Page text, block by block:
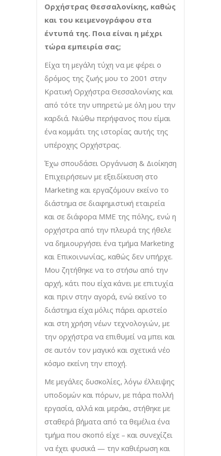
Ορχήστρας Θεσσαλονίκης, καθώς
και του κειμενογράφου στα
έντυπά της. Ποια είναι η μέχρι
τώρα εμπειρία σας;
Είχα τη μεγάλη τύχη να με φέρει ο
δρόμος της ζωής μου το 2001 στην
Κρατική Ορχήστρα Θεσσαλονίκης και
από τότε την υπηρετώ με όλη μου την
καρδιά. Νιώθω περήφανος που είμαι
ένα κομμάτι της ιστορίας αυτής της
υπέροχης Ορχήστρας.
Έχω σπουδάσει Οργάνωση & Διοίκηση
Επιχειρήσεων με εξειδίκευση στο
Marketing και εργαζόμουν εκείνο το
διάστημα σε διαφημιστική εταιρεία
και σε διάφορα ΜΜΕ της πόλης, ενώ η
ορχήστρα από την πλευρά της ήθελε
να δημιουργήσει ένα τμήμα Marketing
και Επικοινωνίας, καθώς δεν υπήρχε.
Μου ζητήθηκε να το στήσω από την
αρχή, κάτι που είχα κάνει με επιτυχία
και πριν στην αγορά, ενώ εκείνο το
διάστημα είχα μόλις πάρει αριστείο
και στη χρήση νέων τεχνολογιών, με
την ορχήστρα να επιθυμεί να μπει και
σε αυτόν τον μαγικό και σχετικά νέο
κόσμο εκείνη την εποχή.
Με μεγάλες δυσκολίες, λόγω έλλειψης
υποδομών και πόρων, με πάρα πολλή
εργασία, αλλά και μεράκι, στήθηκε με
σταθερά βήματα από τα θεμέλια ένα
τμήμα που σκοπό είχε – και συνεχίζει
να έχει φυσικά — την καθιέρωση και